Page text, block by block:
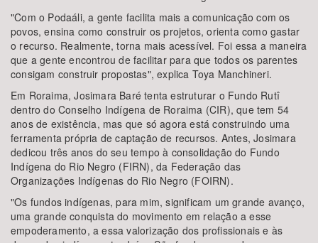
"Com o Podaáli, a gente facilita mais a comunicação com os
povos, ensina como construir os projetos, orienta como gastar
o recurso. Realmente, torna mais acessível. Foi essa a maneira
que a gente encontrou de facilitar para que todos os parentes
consigam construir propostas", explica Toya Manchineri.
Em Roraima, Josimara Baré tenta estruturar o Fundo Rutî
dentro do Conselho Indígena de Roraima (CIR), que tem 54
anos de existência, mas que só agora está construindo uma
ferramenta própria de captação de recursos. Antes, Josimara
dedicou três anos do seu tempo à consolidação do Fundo
Indígena do Rio Negro (FIRN), da Federação das
Organizações Indígenas do Rio Negro (FOIRN).
"Os fundos indígenas, para mim, significam um grande avanço,
uma grande conquista do movimento em relação a esse
empoderamento, a essa valorização dos profissionais e às